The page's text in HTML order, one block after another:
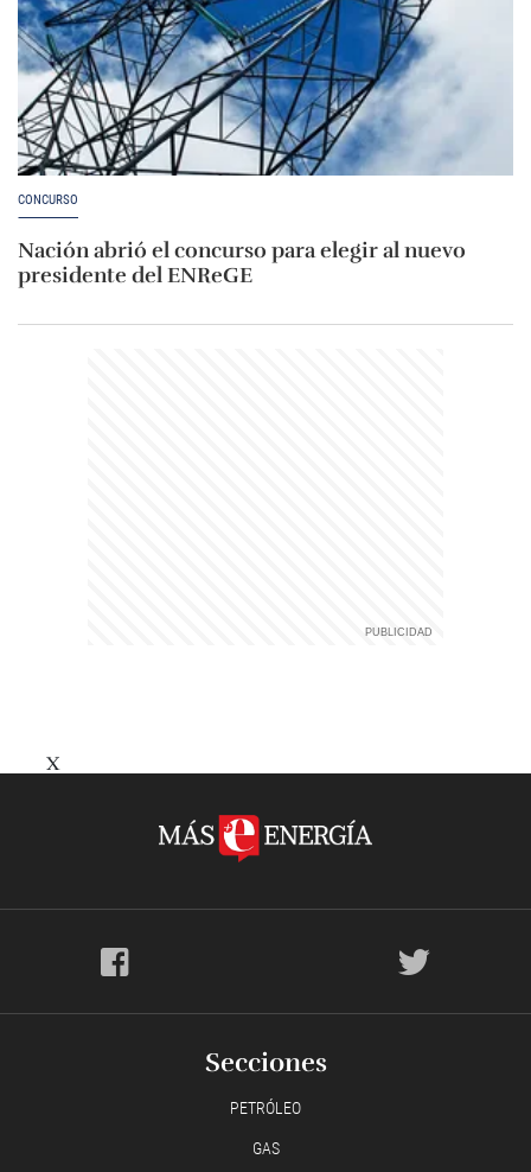
CONCURSO
Nación abrió el concurso para elegir al nuevo
presidente del ENReGE
X
Secciones
PETRÓLEO
GAS